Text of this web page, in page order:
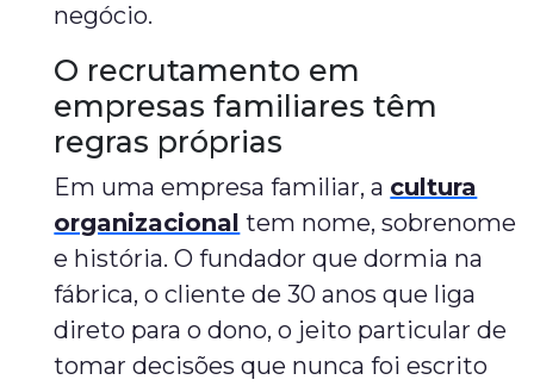
negócio.
O recrutamento em
empresas familiares têm
regras próprias
Em uma empresa familiar, a cultura
organizacional tem nome, sobrenome
e história. O fundador que dormia na
fábrica, o cliente de 30 anos que liga
direto para o dono, o jeito particular de
tomar decisões que nunca foi escrito